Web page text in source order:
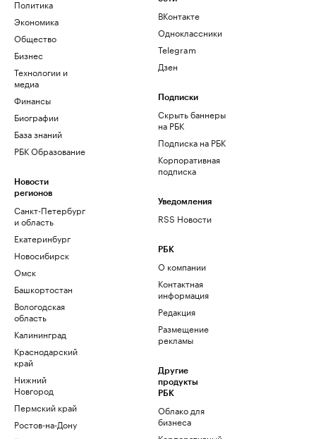
Политика
Экономика
Общество
Бизнес
Технологии и
медиа
Финансы
Биографии
База знаний
РБК Образование
Новости
регионов
Санкт-Петербург
и область
Екатеринбург
Новосибирск
Омск
Башкортостан
Вологодская
область
Калининград
Краснодарский
край
Нижний
Новгород
Пермский край
Ростов-на-Дону
ВКонтакте
Одноклассники
Telegram
Дзен
Подписки
Скрыть баннеры
на РБК
Подписка на РБК
Корпоративная
подписка
Уведомления
RSS Новости
РБК
О компании
Контактная
информация
Редакция
Размещение
рекламы
Другие
продукты
РБК
Облако для
бизнеса